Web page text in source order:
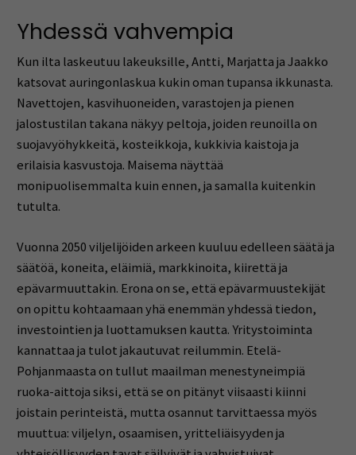
Yhdessä vahvempia
Kun ilta laskeutuu lakeuksille, Antti, Marjatta ja Jaakko
katsovat auringonlaskua kukin oman tupansa ikkunasta.
Navettojen, kasvihuoneiden, varastojen ja pienen
jalostustilan takana näkyy peltoja, joiden reunoilla on
suojavyöhykkeitä, kosteikkoja, kukkivia kaistoja ja
erilaisia kasvustoja. Maisema näyttää
monipuolisemmalta kuin ennen, ja samalla kuitenkin
tutulta.
Vuonna 2050 viljelijöiden arkeen kuuluu edelleen säätä ja
säätöä, koneita, eläimiä, markkinoita, kiirettä ja
epävarmuuttakin. Erona on se, että epävarmuustekijät
on opittu kohtaamaan yhä enemmän yhdessä tiedon,
investointien ja luottamuksen kautta. Yritystoiminta
kannattaa ja tulot jakautuvat reilummin. Etelä-
Pohjanmaasta on tullut maailman menestyneimpiä
ruoka-aittoja siksi, että se on pitänyt viisaasti kiinni
joistain perinteistä, mutta osannut tarvittaessa myös
muuttua: viljelyn, osaamisen, yritteliäisyyden ja